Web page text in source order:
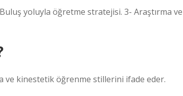
yoluyla öğretme stratejisi. 3- Araştırma ve
ve kinestetik öğrenme stillerini ifade eder.